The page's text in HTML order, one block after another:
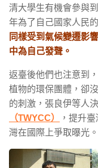
清大學生有機會參與
年為了自己國家人民
同樣受到氣候變遷影
中為自己發聲。
返臺後他們也注意到
植物的環保團體，卻
的刺激，張良伊等人
（TWYCC）
，提升
灣在國際上爭取曝光。